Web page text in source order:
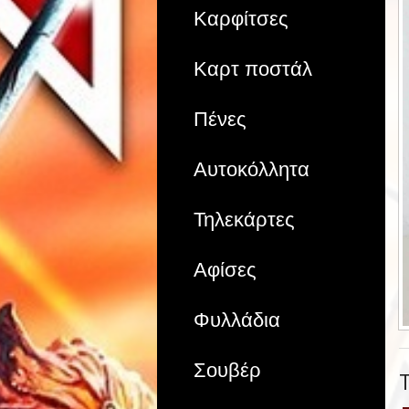
Καρφίτσες
Καρτ ποστάλ
Πένες
Αυτοκόλλητα
Τηλεκάρτες
Αφίσες
Φυλλάδια
Σουβέρ